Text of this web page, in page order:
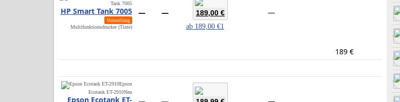
Tank 7005
HP Smart Tank 7005
Vorstellung
Multifunktionsdrucker (Tinte)
— — 189,00 €
ab 189,00 €1
—
189 €
Epson
Ecotank ET-2910Neu
Epson Ecotank ET-